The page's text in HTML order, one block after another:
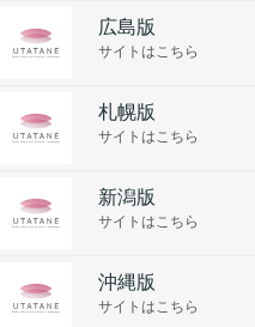
広島版
サイトはこちら
札幌版
サイトはこちら
新潟版
サイトはこちら
沖縄版
サイトはこちら